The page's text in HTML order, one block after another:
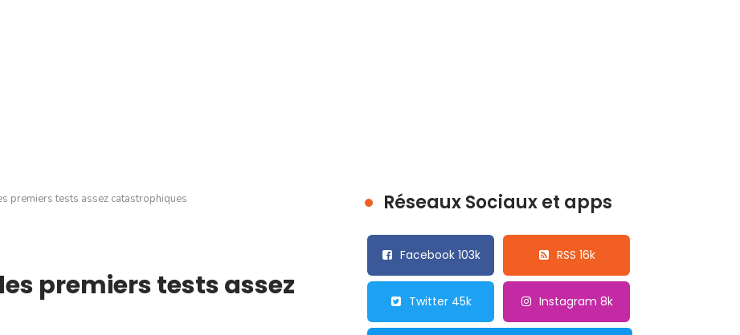
premiers tests assez catastrophiques
premiers tests assez
Réseaux Sociaux et apps
Facebook 103k RSS 16k
Twitter 45k Instagram 8k